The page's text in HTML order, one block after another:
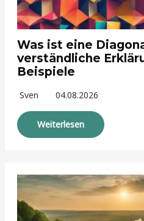
Was ist eine
verständliche
Beispiele
Sven 04.08.2026
Weiterlesen